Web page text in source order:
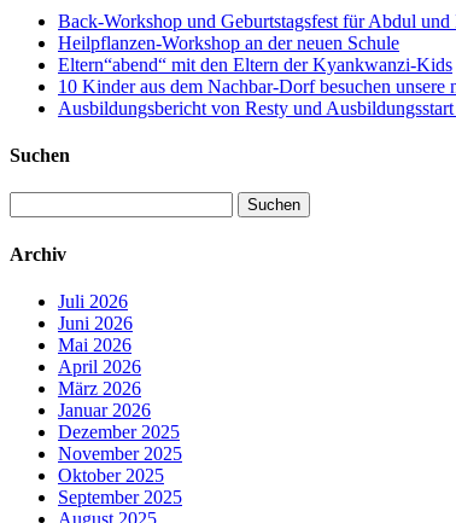
Back-Workshop und Geburtstagsfest für Abdul und
Heilpflanzen-Workshop an der neuen Schule
Eltern“abend“ mit den Eltern der Kyankwanzi-Kids
10 Kinder aus dem Nachbar-Dorf besuchen
Ausbildungsbericht von Resty und
Suchen
nach:
Archiv
Juli 2026
Juni 2026
Mai 2026
April 2026
März 2026
Januar 2026
Dezember 2025
November 2025
Oktober 2025
September 2025
August 2025